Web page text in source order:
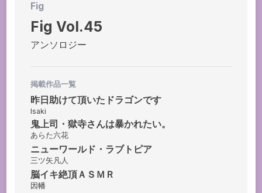
Fig
Fig Vol.45
アンソロジー
掲載作品一覧
昨日助けて頂いたドラゴンです
Isaki
鬼上司・獄寺さんは暴かれたい。
あらた六花
ニューワールド・ラブトピア
三ツ矢凡人
脳イキ絶頂ＡＳＭＲ
因幡